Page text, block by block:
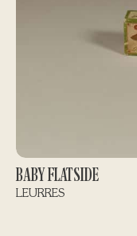
BABY FLATSIDE
LEURRES